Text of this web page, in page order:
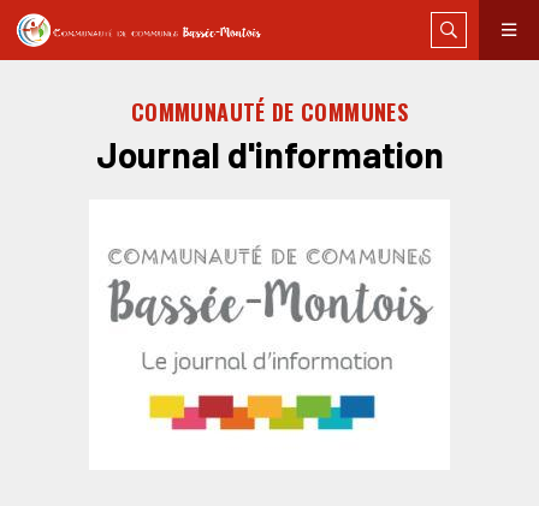
COMMUNAUTÉ DE COMMUNES
Journal d'information